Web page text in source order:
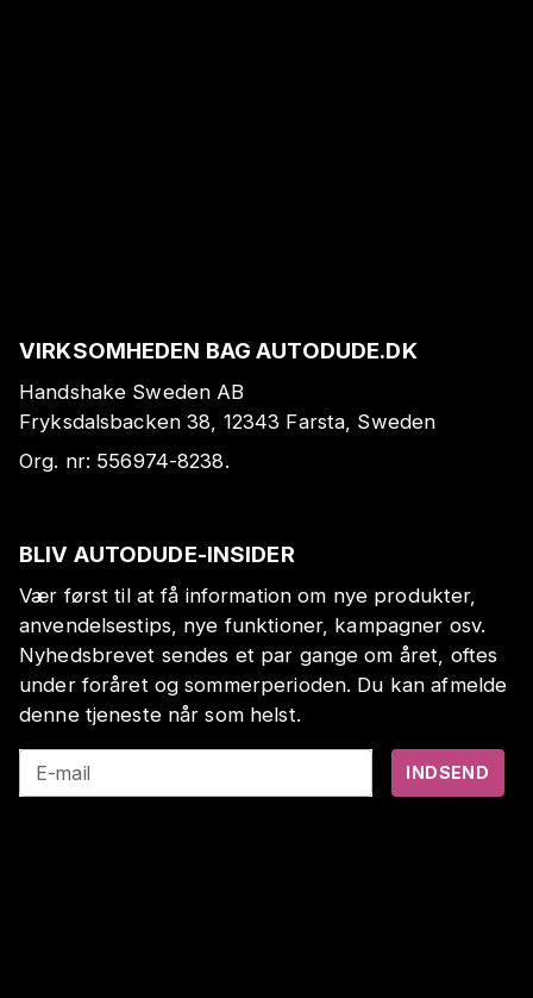
VIRKSOMHEDEN BAG AUTODUDE.DK
Handshake Sweden AB
Fryksdalsbacken 38, 12343 Farsta, Sweden
Org. nr: 556974-8238.
BLIV AUTODUDE-INSIDER
Vær først til at få information om nye produkter,
anvendelsestips, nye funktioner, kampagner osv.
Nyhedsbrevet sendes et par gange om året, oftes
under foråret og sommerperioden. Du kan afmelde
denne tjeneste når som helst.
E-mail INDSEND